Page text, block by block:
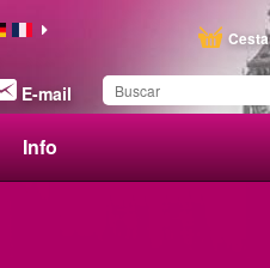
E-mail
Cesta
Info